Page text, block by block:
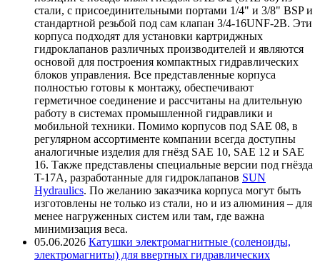
стали, с присоединительными портами 1/4" и 3/8" BSP и
стандартной резьбой под сам клапан 3/4-16UNF-2B. Эти
корпуса подходят для установки картриджных
гидроклапанов различных производителей и являются
основой для построения компактных гидравлических
блоков управления. Все представленные корпуса
полностью готовы к монтажу, обеспечивают
герметичное соединение и рассчитаны на длительную
работу в системах промышленной гидравлики и
мобильной техники. Помимо корпусов под SAE 08, в
регулярном ассортименте компании всегда доступны
аналогичные изделия для гнёзд SAE 10, SAE 12 и SAE
16. Также представлены специальные версии под гнёзда
T-17A, разработанные для гидроклапанов SUN
Hydraulics. По желанию заказчика корпуса могут быть
изготовлены не только из стали, но и из алюминия – для
менее нагруженных систем или там, где важна
минимизация веса.
05.06.2026 Катушки электромагнитные (соленоиды,
электромагниты) для ввертных гидравлических